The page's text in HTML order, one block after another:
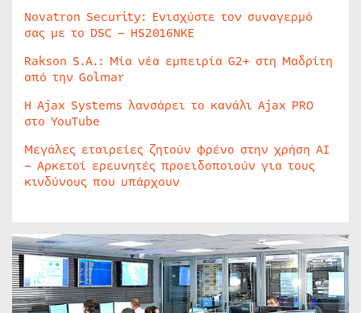
Novatron Security: Ενισχύστε τον συναγερμό
σας με το DSC – HS2016NKE
Rakson S.A.: Μία νέα εμπειρία G2+ στη Μαδρίτη
από την Golmar
Η Ajax Systems λανσάρει το κανάλι Ajax PRO
στο YouTube
Μεγάλες εταιρείες ζητούν φρένο στην χρήση AI
– Αρκετοί ερευνητές προειδοποιούν για τους
κινδύνους που υπάρχουν